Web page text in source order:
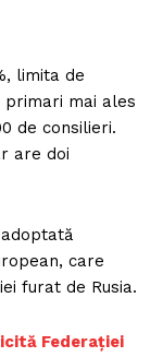
limita de
mai ales
de consilieri.
are doi
care
furat de Rusia.
Federației